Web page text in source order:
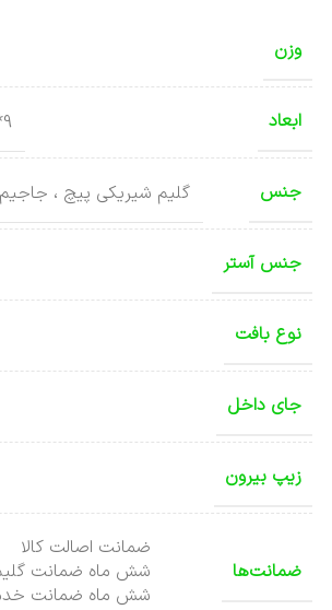
وزن
ابعاد 9*20*29 سانتی متر
جنس گلیم شیریکی پیچ ،
جنس آستر
نوع بافت
جای داخل
زیپ بیرون
ضمانت‌ها
ضمانت اصالت کالا
شش ماه ضمانت
شش ماه ضمانت